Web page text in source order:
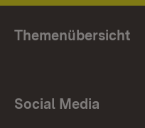
Themenübersicht
Social Media